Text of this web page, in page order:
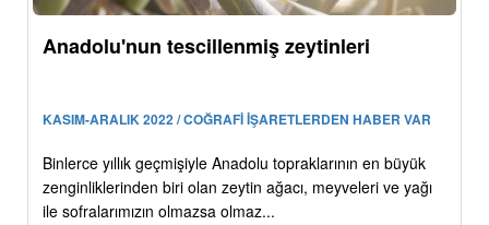
Anadolu'nun tescillenmiş zeytinleri
KASIM-ARALIK 2022 / COĞRAFİ İŞARETLERDEN HABER VAR
Binlerce yıllık geçmişiyle Anadolu topraklarının en büyük
zenginliklerinden biri olan zeytin ağacı, meyveleri ve yağı
ile sofralarımızın olmazsa olmaz...